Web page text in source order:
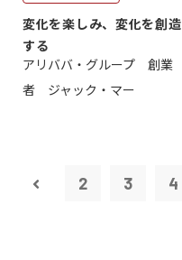
変化を楽しみ、変化を創造
する
アリババ・グループ 創業
者 ジャック・マー
2 3 4